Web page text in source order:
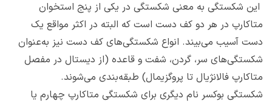
این شکستگی به معنی شکستگی در یکی از پنج استخوان
متاکارپ در هر دو کف دست است که البته در اکثر مواقع یک
دست آسیب می‌بیند. انواع شکستگی‌های کف دست نیز به‌عنوان
شکستگی‌های سر، گردن، شفت و قاعده (از دیستال در مفصل
متاکارپ فالانژیال تا پروگزیمال) طبقه‌بندی می‌شوند.
شکستگی بوکسر نام دیگری برای شکستگی متاکارپ چهارم یا